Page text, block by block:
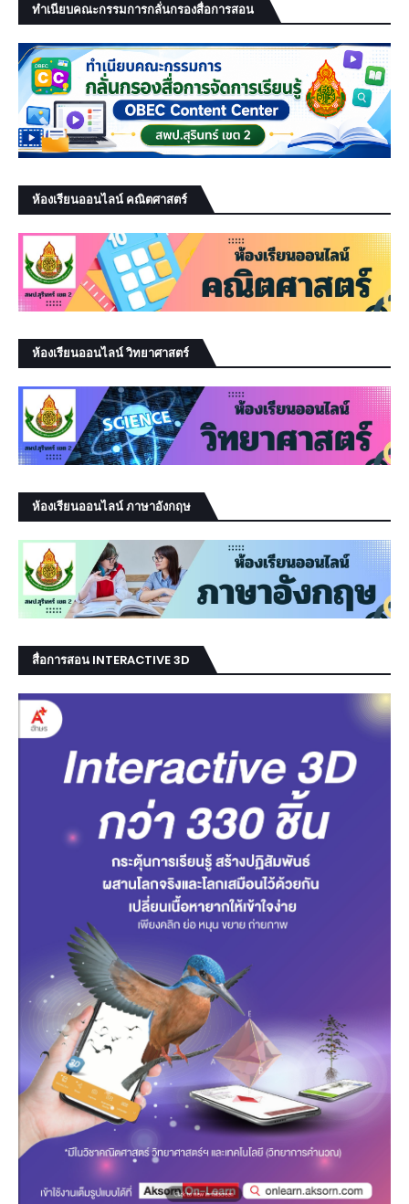
ทำเนียบคณะกรรมการกลั่นกรองสื่อการสอน
ห้องเรียนออนไลน์ คณิตศาสตร์
ห้องเรียนออนไลน์ วิทยาศาสตร์
ห้องเรียนออนไลน์ ภาษาอังกฤษ
สื่อการสอน INTERACTIVE 3D